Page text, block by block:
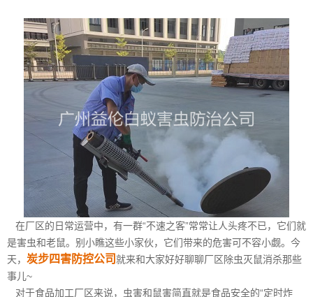
在厂区的日常运营中，有一群“不速之客”常常让人头疼不已，它们就
是害虫和老鼠。别小瞧这些小家伙，它们带来的危害可不容小觑。今
天， 炭步四害防控公司就来和大家好好聊聊厂区除虫灭鼠消杀那些
事儿~
对于食品加工厂区来说，虫害和鼠害简直就是食品安全的“定时炸